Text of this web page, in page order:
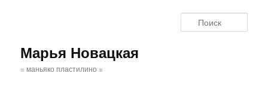
Марья Новацкая
= маньяко пластилино =